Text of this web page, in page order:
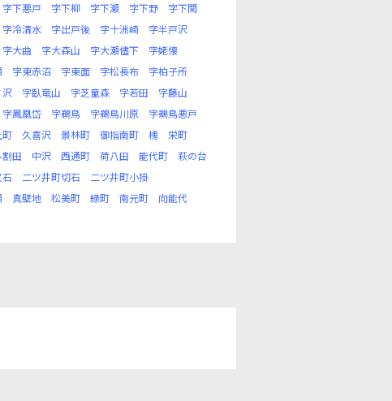
字下悪戸 字下柳 字下瀬 字下野
字下関
字冷清水 字出戸後 字十洲崎
字半戸沢
字大曲 字大森山 字大瀬儘下
字姥懐
字東赤沼 字東面 字松長布
字柏子所
字臥竜山 字芝童森 字若田
字藤山
字鳳凰岱 字鵜鳥 字鵜鳥川原
字鵜鳥悪戸
町 久喜沢 景林町 御指南町 槐
栄町
田 中沢 西通町 荷八田 能代町
萩の台
石 二ツ井町切石
二ツ井町小掛
真壁地 松美町 緑町 南元町
向能代